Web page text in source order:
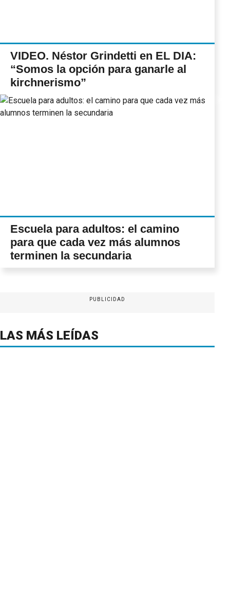
VIDEO. Néstor Grindetti en EL DIA:
“Somos la opción para ganarle al
kirchnerismo”
Escuela para adultos: el camino
para que cada vez más alumnos
terminen la secundaria
PUBLICIDAD
LAS MÁS LEÍDAS